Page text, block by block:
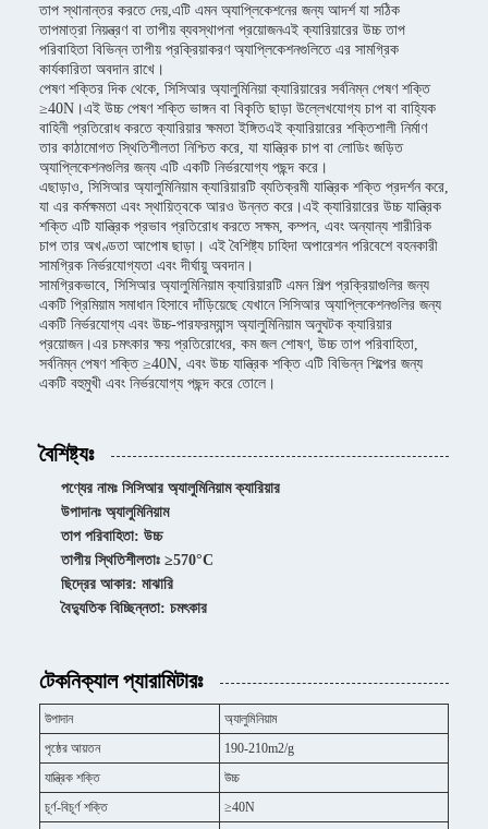
তাপ স্থানান্তর করতে দেয়,এটি এমন অ্যাপ্লিকেশনের জন্য আদর্শ যা সঠিক
তাপমাত্রা নিয়ন্ত্রণ বা তাপীয় ব্যবস্থাপনা প্রয়োজনএই ক্যারিয়ারের উচ্চ তাপ
পরিবাহিতা বিভিন্ন তাপীয় প্রক্রিয়াকরণ অ্যাপ্লিকেশনগুলিতে এর সামগ্রিক
কার্যকারিতা অবদান রাখে।
পেষণ শক্তির দিক থেকে, সিসিআর অ্যালুমিনিয়া ক্যারিয়ারের সর্বনিম্ন পেষণ শক্তি
≥40N।এই উচ্চ পেষণ শক্তি ভাঙ্গন বা বিকৃতি ছাড়া উল্লেখযোগ্য চাপ বা বাহ্যিক
বাহিনী প্রতিরোধ করতে ক্যারিয়ার ক্ষমতা ইঙ্গিতএই ক্যারিয়ারের শক্তিশালী নির্মাণ
তার কাঠামোগত স্থিতিশীলতা নিশ্চিত করে, যা যান্ত্রিক চাপ বা লোডিং জড়িত
অ্যাপ্লিকেশনগুলির জন্য এটি একটি নির্ভরযোগ্য পছন্দ করে।
এছাড়াও, সিসিআর অ্যালুমিনিয়াম ক্যারিয়ারটি ব্যতিক্রমী যান্ত্রিক শক্তি প্রদর্শন করে,
যা এর কর্মক্ষমতা এবং স্থায়িত্বকে আরও উন্নত করে।এই ক্যারিয়ারের উচ্চ যান্ত্রিক
শক্তি এটি যান্ত্রিক প্রভাব প্রতিরোধ করতে সক্ষম, কম্পন, এবং অন্যান্য শারীরিক
চাপ তার অখণ্ডতা আপোষ ছাড়া। এই বৈশিষ্ট্য চাহিদা অপারেশন পরিবেশে বহনকারী
সামগ্রিক নির্ভরযোগ্যতা এবং দীর্ঘায়ু অবদান।
সামগ্রিকভাবে, সিসিআর অ্যালুমিনিয়াম ক্যারিয়ারটি এমন শিল্প প্রক্রিয়াগুলির জন্য
একটি প্রিমিয়াম সমাধান হিসাবে দাঁড়িয়েছে যেখানে সিসিআর অ্যাপ্লিকেশনগুলির জন্য
একটি নির্ভরযোগ্য এবং উচ্চ-পারফরম্যান্স অ্যালুমিনিয়াম অনুঘটক ক্যারিয়ার
প্রয়োজন।এর চমৎকার ক্ষয় প্রতিরোধের, কম জল শোষণ, উচ্চ তাপ পরিবাহিতা,
সর্বনিম্ন পেষণ শক্তি ≥40N, এবং উচ্চ যান্ত্রিক শক্তি এটি বিভিন্ন শিল্পের জন্য
একটি বহুমুখী এবং নির্ভরযোগ্য পছন্দ করে তোলে।
বৈশিষ্ট্যঃ
পণ্যের নামঃ সিসিআর অ্যালুমিনিয়াম ক্যারিয়ার
উপাদানঃ অ্যালুমিনিয়াম
তাপ পরিবাহিতা: উচ্চ
তাপীয় স্থিতিশীলতাঃ ≥570°C
ছিদ্রের আকার: মাঝারি
বৈদ্যুতিক বিচ্ছিন্নতা: চমৎকার
টেকনিক্যাল প্যারামিটারঃ
উপাদান
অ্যালুমিনিয়াম
পৃষ্ঠের আয়তন
190-210m2/g
যান্ত্রিক শক্তি
উচ্চ
চূর্ণ-বিচূর্ণ শক্তি
≥40N